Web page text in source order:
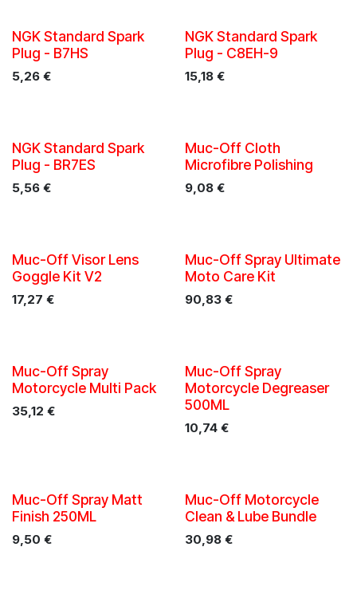
NGK Standard Spark
Plug - B7HS
5,26 €
NGK Standard Spark
Plug - C8EH-9
15,18€
NGK Standard Spark
Plug - BR7ES
5,56 €
Muc-Off Cloth
Microfibre Polishing
9,08€
Muc-Off Visor Lens
Goggle Kit V2
17,27 €
Muc-Off Spray Ultimate
Moto Care Kit
90,83€
Muc-Off Spray
Motorcycle Multi Pack
35,12 €
Muc-Off Spray
Motorcycle Degreaser
500ML
10,74€
Muc-Off Spray Matt
Finish 250ML
9,50 €
Muc-Off Motorcycle
Clean & Lube Bundle
30,98€